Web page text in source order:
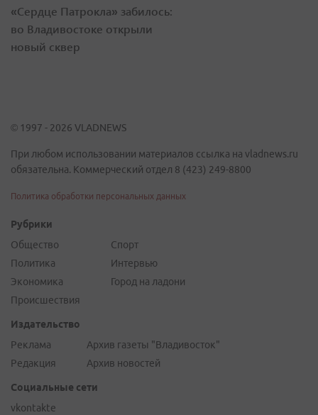
«Сердце Патрокла» забилось:
во Владивостоке открыли
новый сквер
© 1997 - 2026 VLADNEWS
При любом использовании материалов ссылка на vladnews.ru
обязательна. Коммерческий отдел 8 (423) 249-8800
Политика обработки персональных данных
Рубрики
Общество
Политика
Экономика
Происшествия
Спорт
Интервью
Город на ладони
Издательство
Реклама
Редакция
Архив газеты "Владивосток"
Архив новостей
Социальные сети
vkontakte